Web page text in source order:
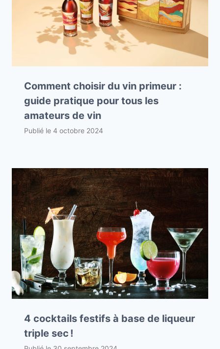
Comment choisir du vin primeur :
guide pratique pour tous les
amateurs de vin
Publié le 4 octobre 2024
4 cocktails festifs à base de liqueur
triple sec !